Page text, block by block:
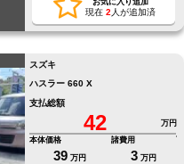
現在 2 人が追加済
スズキ
ハスラー 660 X
支払総額
42
万円
本体価格
39 万円
諸費用
3 万円